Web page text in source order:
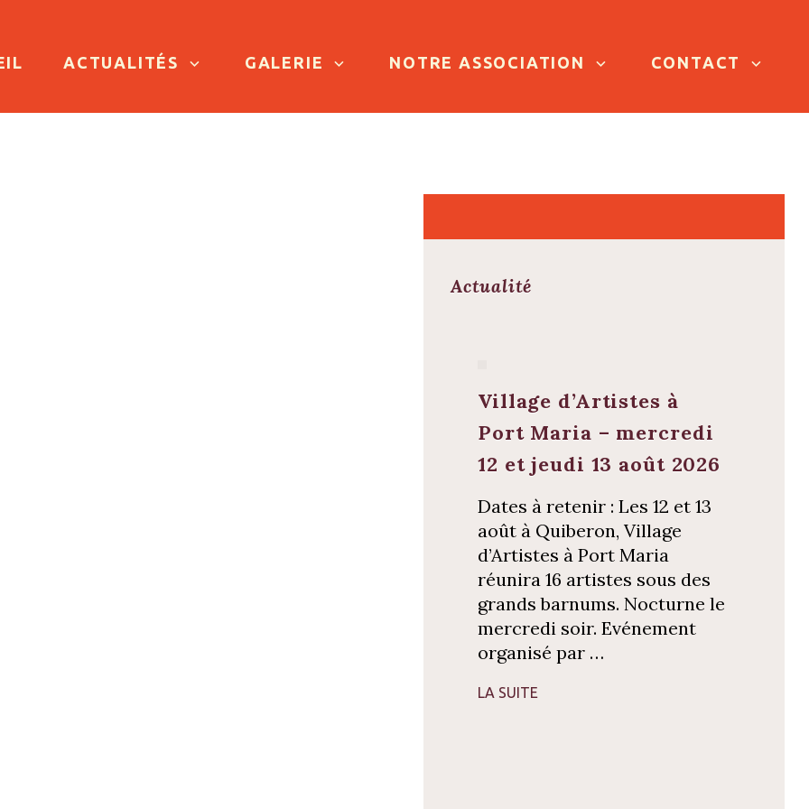
ACTUALITÉS GALERIE NOTRE ASSOCIATION CONTACT
Actualité
Village d’Artistes à
Port Maria – mercredi
12 et jeudi 13 août 2026
Dates à retenir : Les 12 et 13
août à Quiberon, Village
d’Artistes à Port Maria
réunira 16 artistes sous des
grands barnums. Nocturne le
mercredi soir. Evénement
organisé par …
LA SUITE